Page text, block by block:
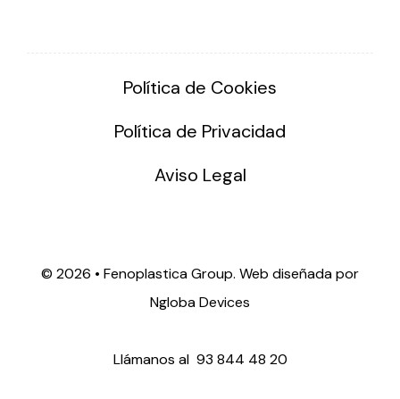
Política de Cookies
Política de Privacidad
Aviso Legal
© 2026 • Fenoplastica Group. Web diseñada por
Ngloba Devices
Llámanos al 93 844 48 20